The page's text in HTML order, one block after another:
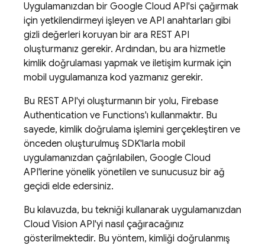
Uygulamanızdan bir Google Cloud API'si çağırmak
için yetkilendirmeyi işleyen ve API anahtarları gibi
gizli değerleri koruyan bir ara REST API
oluşturmanız gerekir. Ardından, bu ara hizmetle
kimlik doğrulaması yapmak ve iletişim kurmak için
mobil uygulamanıza kod yazmanız gerekir.
Bu REST API'yi oluşturmanın bir yolu, Firebase
Authentication ve Functions'ı kullanmaktır. Bu
sayede, kimlik doğrulama işlemini gerçekleştiren ve
önceden oluşturulmuş SDK'larla mobil
uygulamanızdan çağrılabilen, Google Cloud
API'lerine yönelik yönetilen ve sunucusuz bir ağ
geçidi elde edersiniz.
Bu kılavuzda, bu tekniği kullanarak uygulamanızdan
Cloud Vision API'yi nasıl çağıracağınız
gösterilmektedir. Bu yöntem, kimliği doğrulanmış